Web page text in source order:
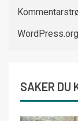
WordPress.org
SAKER DU